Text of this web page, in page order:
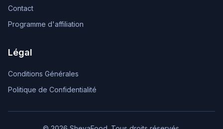
Contact
Programme d'affiliation
Légal
Conditions Générales
Politique de Confidentialité